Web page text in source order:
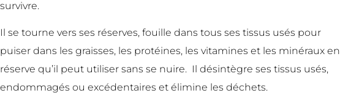
survivre.
Il se tourne vers ses réserves, fouille dans tous ses tissus usés pour
puiser dans les graisses, les protéines, les vitamines et les minéraux en
réserve qu’il peut utiliser sans se nuire. Il désintègre ses tissus usés,
endommagés ou excédentaires et élimine les déchets.